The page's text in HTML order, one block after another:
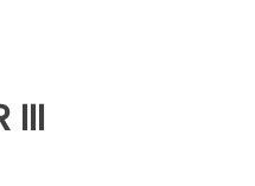
III